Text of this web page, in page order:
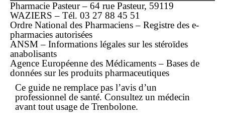
Pharmacie Pasteur – 64 rue Pasteur, 59119
WAZIERS – Tél. 03 27 88 45 51
Ordre National des Pharmaciens – Registre des e-
pharmacies autorisées
ANSM – Informations légales sur les stéroïdes
anabolisants
Agence Européenne des Médicaments – Bases de
données sur les produits pharmaceutiques
Ce guide ne remplace pas l’avis d’un
professionnel de santé. Consultez un médecin
avant tout usage de Trenbolone.